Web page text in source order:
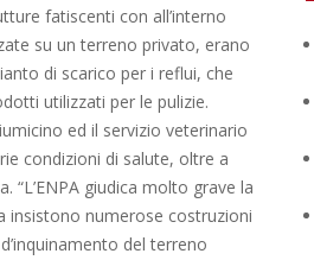
fatiscenti con all’interno
su un terreno privato, erano
di scarico per i reflui, che
utilizzati per le pulizie.
ed il servizio veterinario
condizioni di salute, oltre a
giudica molto grave la
insistono numerose costruzioni
del terreno